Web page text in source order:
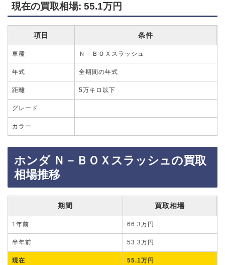
現在の買取相場: 55.1万円
項目 条件
車種 Ｎ－ＢＯＸスラッシュ
年式 全期間の年式
距離 5万キロ以下
グレード
カラー
ホンダ Ｎ－ＢＯＸスラッシュの買取
相場推移
期間 買取相場
1年前 66.3万円
半年前 53.3万円
現在 55.1万円